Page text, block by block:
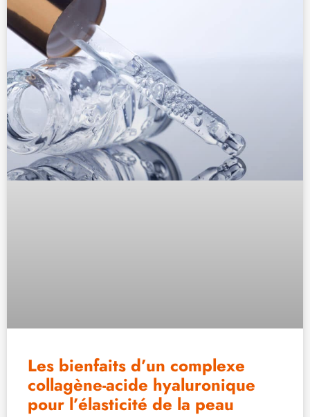
Les bienfaits d’un complexe
collagène-acide hyaluronique
pour l’élasticité de la peau